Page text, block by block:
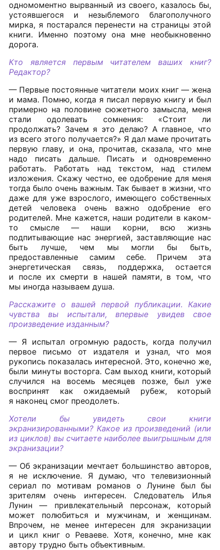
одномоментно вырванный из своего, казалось бы,
устоявшегося и незыблемого благополучного
мирка, я постарался перенести на страницы этой
книги. Именно поэтому она мне необыкновенно
дорога.
Кто является первым читателем ваших книг?
Редактор?
— Первые постоянные читатели моих книг — жена
и мама. Помню, когда я писал первую книгу и был
примерно на половине сюжетного замысла, меня
стали одолевать сомнения: «Стоит ли
продолжать? Зачем я это делаю? А главное, что
из всего этого получается?» Я дал маме прочитать
первую главу, и она, прочитав, сказала, что мне
надо писать дальше. Писать и одновременно
работать. Работать над текстом, над стилем
изложения. Скажу честно, ее одобрение для меня
тогда было очень важным. Так бывает в жизни, что
даже для уже взрослого, имеющего собственных
детей человека очень важно одобрение его
родителей. Мне кажется, наши родители в каком-
то смысле — наши корни, всю жизнь
подпитывающие нас энергией, заставляющие нас
быть лучше, чем мы могли бы быть,
предоставленные самим себе. Причем эта
энергетическая связь, поддержка, остается
и после их смерти в нашей памяти, в том, что
мы иногда называем душа.
Расскажите о вашей первой публикации. Какие
чувства вы испытали, впервые увидев свое
произведение изданным?
— Я испытал огромную радость, когда получил
первое письмо от издателя и узнал, что моя
рукопись показалась интересной. Это, конечно же,
были минуты восторга. Сам выход книги, который
случился на восемь месяцев позже, был уже
воспринят как ожидаемый рубеж, который
я наконец смог преодолеть.
Хотели бы увидеть свои книги
экранизированными? Какое из произведений (или
из циклов) вы считаете наиболее выигрышным для
экранизации?
— Об экранизации мечтает большинство авторов,
я не исключение. Я думаю, что телевизионный
сериал по мотивам романов о Лунине был бы
зрителям очень интересен. Следователь Илья
Лунин — привлекательный персонаж, который
может полюбиться и мужчинам, и женщинам.
Впрочем, не менее интересен для экранизации
и цикл книг о Реваеве. Хотя, конечно, мне как
автору трудно быть объективным.